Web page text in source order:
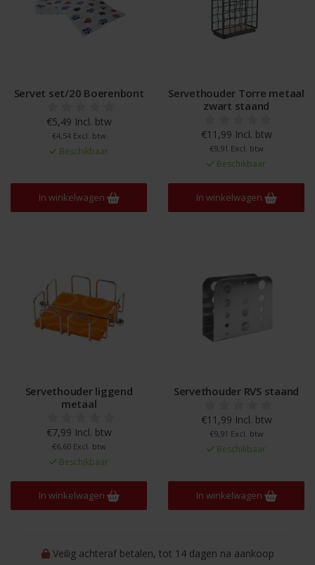
Servet set/20 Boerenbont
€5,49 Incl. btw
€4,54 Excl. btw
Beschikbaar
In winkelwagen
Servethouder Torre metaal
zwart staand
€11,99 Incl. btw
€9,91 Excl. btw
Beschikbaar
In winkelwagen
Servethouder liggend
metaal
€7,99 Incl. btw
€6,60 Excl. btw
Beschikbaar
In winkelwagen
Servethouder RVS staand
€11,99 Incl. btw
€9,91 Excl. btw
Beschikbaar
In winkelwagen
Veilig achteraf betalen, tot 14 dagen na aankoop